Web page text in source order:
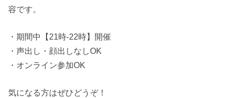
容です。
・期間中【21時-22時】開催
・声出し・顔出しなしOK
・オンライン参加OK
気になる方はぜひどうぞ！